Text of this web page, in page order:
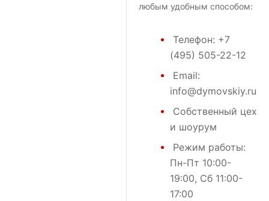
любым удобным способом:
Телефон: +7
(495) 505-22-12
Email:
info@dymovskiy.ru
Собственный цех
и шоурум
Режим работы:
Пн-Пт 10:00-
19:00, Сб 11:00-
17:00